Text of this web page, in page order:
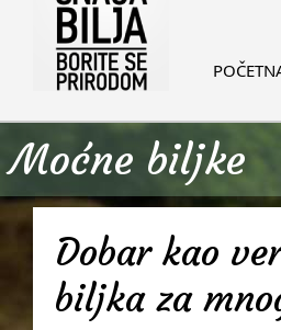
Moćne biljke
Dobar kao
biljka za